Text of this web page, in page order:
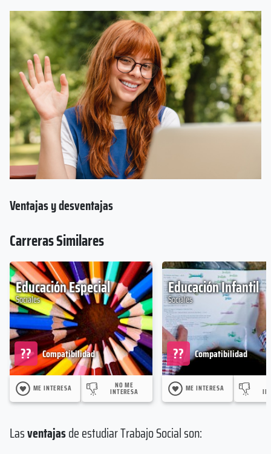
Ventajas y desventajas
Carreras Similares
Educación Especial
Sociales
Compatibilidad
??
ME INTERESA NO ME
INTERESA
Educación Infantil
Sociales
Compatibilidad
??
ME INTERESA
Lasventajasde estudiar Trabajo Social son: